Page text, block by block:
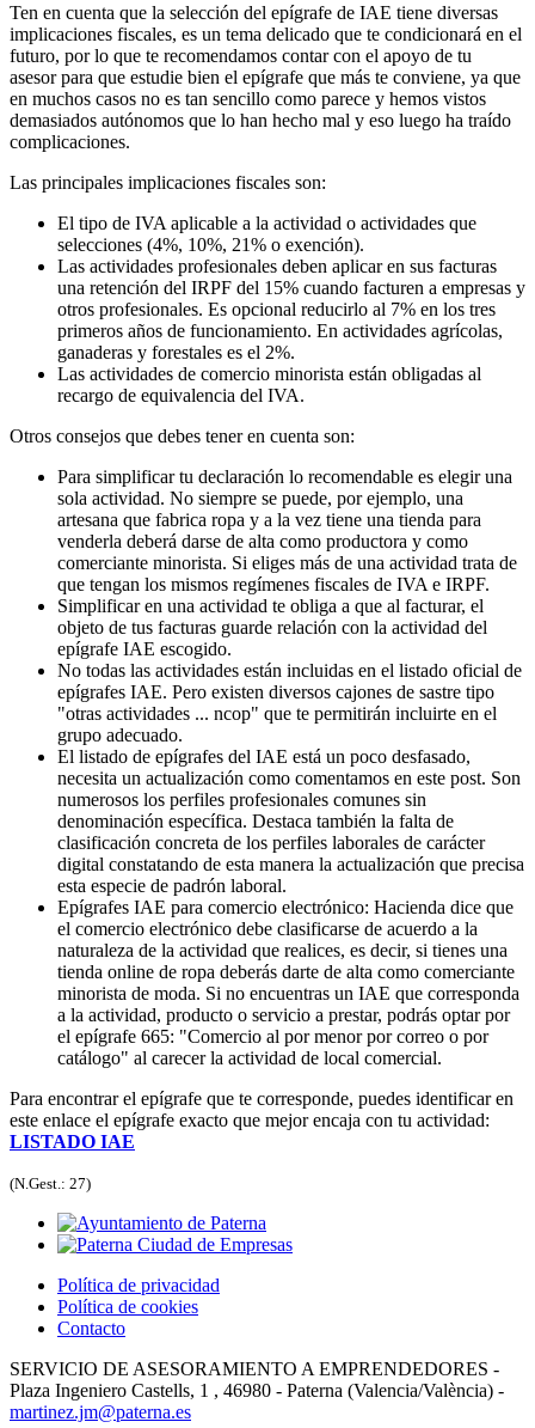
Ten en cuenta que la selección del epígrafe de IAE tiene diversas
implicaciones fiscales, es un tema delicado que te condicionará en el
futuro, por lo que te recomendamos contar con el apoyo de tu
asesor para que estudie bien el epígrafe que más te conviene, ya que
en muchos casos no es tan sencillo como parece y hemos vistos
demasiados autónomos que lo han hecho mal y eso luego ha traído
complicaciones.
Las principales implicaciones fiscales son:
El tipo de IVA aplicable a la actividad o actividades que
selecciones (4%, 10%, 21% o exención).
Las actividades profesionales deben aplicar en sus facturas
una retención del IRPF del 15% cuando facturen a empresas y
otros profesionales. Es opcional reducirlo al 7% en los tres
primeros años de funcionamiento. En actividades agrícolas,
ganaderas y forestales es el 2%.
Las actividades de comercio minorista están obligadas al
recargo de equivalencia del IVA.
Otros consejos que debes tener en cuenta son:
Para simplificar tu declaración lo recomendable es elegir una
sola actividad. No siempre se puede, por ejemplo, una
artesana que fabrica ropa y a la vez tiene una tienda para
venderla deberá darse de alta como productora y como
comerciante minorista. Si eliges más de una actividad trata de
que tengan los mismos regímenes fiscales de IVA e IRPF.
Simplificar en una actividad te obliga a que al facturar, el
objeto de tus facturas guarde relación con la actividad del
epígrafe IAE escogido.
No todas las actividades están incluidas en el listado oficial de
epígrafes IAE. Pero existen diversos cajones de sastre tipo
"otras actividades ... ncop" que te permitirán incluirte en el
grupo adecuado.
El listado de epígrafes del IAE está un poco desfasado,
necesita un actualización como comentamos en este post. Son
numerosos los perfiles profesionales comunes sin
denominación específica. Destaca también la falta de
clasificación concreta de los perfiles laborales de carácter
digital constatando de esta manera la actualización que precisa
esta especie de padrón laboral.
Epígrafes IAE para comercio electrónico: Hacienda dice que
el comercio electrónico debe clasificarse de acuerdo a la
naturaleza de la actividad que realices, es decir, si tienes una
tienda online de ropa deberás darte de alta como comerciante
minorista de moda. Si no encuentras un IAE que corresponda
a la actividad, producto o servicio a prestar, podrás optar por
el epígrafe 665: "Comercio al por menor por correo o por
catálogo" al carecer la actividad de local comercial.
Para encontrar el epígrafe que te corresponde, puedes identificar en
este enlace el epígrafe exacto que mejor encaja con tu actividad:
LISTADO IAE
(N.Gest.: 27)
Política de privacidad
Política de cookies
Contacto
SERVICIO DE ASESORAMIENTO A EMPRENDEDORES -
Plaza Ingeniero Castells, 1 , 46980 - Paterna (Valencia/València) -
martinez.jm@paterna.es